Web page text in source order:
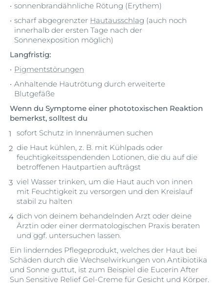
sonnenbrandähnliche Rötung (Erythem)
scharf abgegrenzter Hautausschlag (auch noch
innerhalb der ersten Tage nach der
Sonnenexposition möglich)
Langfristig:
Pigmentstörungen
Anhaltende Hautrötung durch erweiterte
Blutgefäße
Wenn du Symptome einer phototoxischen Reaktion
bemerkst, solltest du
sofort Schutz in Innenräumen suchen
die Haut kühlen, z. B. mit Kühlpads oder
feuchtigkeitsspendenden Lotionen, die du auf die
betroffenen Hautpartien aufträgst
viel Wasser trinken, um die Haut auch von innen
mit Feuchtigkeit zu versorgen und den Kreislauf
stabil zu halten
dich von deinem behandelnden Arzt oder deine
Ärztin oder einer dermatologischen Praxis beraten
und ggf. untersuchen lassen.
Ein linderndes Pflegeprodukt, welches der Haut bei
Schäden durch die Wechselwirkungen von Antibiotika
und Sonne guttut, ist zum Beispiel die Eucerin After
Sun Sensitive Relief Gel-Creme für Gesicht und Körper.